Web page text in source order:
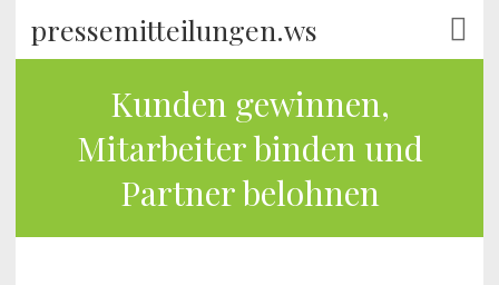
pressemitteilungen.ws
Kunden gewinnen,
Mitarbeiter binden und
Partner belohnen